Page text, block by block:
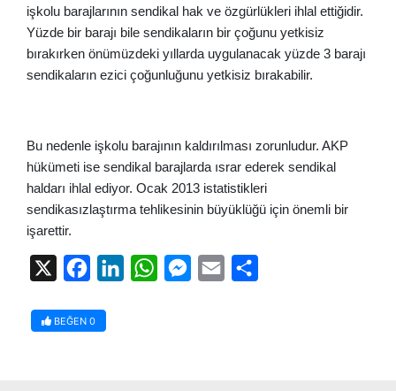
işkolu barajlarının sendikal hak ve özgürlükleri ihlal ettiğidir.
Yüzde bir barajı bile sendikaların bir çoğunu yetkisiz
bırakırken önümüzdeki yıllarda uygulanacak yüzde 3 barajı
sendikaların ezici çoğunluğunu yetkisiz bırakabilir.
Bu nedenle işkolu barajının kaldırılması zorunludur. AKP
hükümeti ise sendikal barajlarda ısrar ederek sendikal
haldarı ihlal ediyor. Ocak 2013 istatistikleri
sendikasızlaştırma tehlikesinin büyüklüğü için önemli bir
işarettir.
FacebookLinkedInWhatsAppMessenger
Email
BEĞEN 0